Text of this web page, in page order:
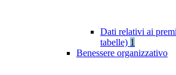
Dati relativi ai
tabelle) 1
Benessere organizzativo